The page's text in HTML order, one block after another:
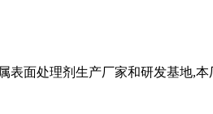
面处理剂生产厂家和研发基地,